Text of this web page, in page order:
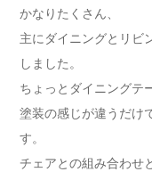
かなりたくさん、
主にダイニングとリビ
しました。
ちょっとダイニングテ
塗装の感じが違うだけ
す。
チェアとの組み合わせ